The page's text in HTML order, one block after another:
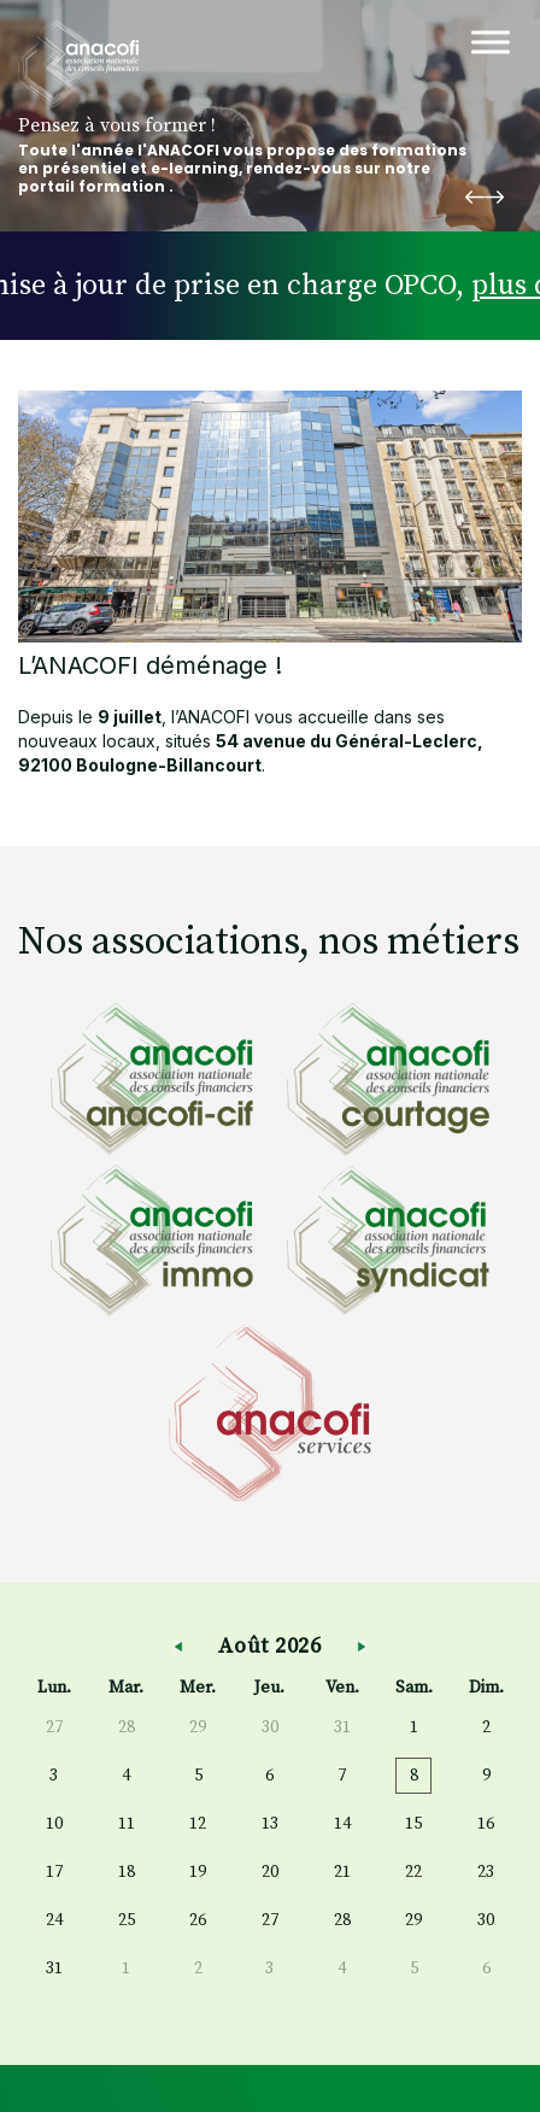
Pensez à vous former !
Toute l'année l'ANACOFI vous propose des formations
en présentiel et e-learning, rendez-vous sur notre
portail formation .
jour de prise en charge OPCO,plus
L’ANACOFI déménage !
Depuis le 9 juillet , l’ANACOFI vous accueille dans ses
nouveaux locaux, situés 54 avenue du Général-Leclerc,
92100 Boulogne-Billancourt.
Nos associations, nos métiers
Août 2026
Lun. Mar. Mer. Jeu. Ven. Sam.
Dim.
27
28 29 30 31 1 2
3 4 5 6 7 8 9
10 11 12 13 14 15 16
17 18 19 20 21 22 23
24 25 26 27 28 29 30
31 1 2 3 4 5 6